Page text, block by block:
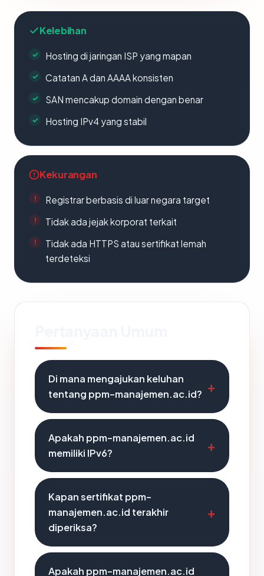
Kelebihan
Hosting di jaringan ISP yang mapan
Catatan A dan AAAA konsisten
SAN mencakup domain dengan benar
Hosting IPv4 yang stabil
Kekurangan
Registrar berbasis di luar negara target
Tidak ada jejak korporat terkait
Tidak ada HTTPS atau sertifikat lemah
terdeteksi
Di mana mengajukan keluhan
tentang ppm-manajemen.ac.id?
Apakah ppm-manajemen.ac.id
memiliki IPv6?
Kapan sertifikat ppm-
manajemen.ac.id terakhir
diperiksa?
Apakah ppm-manajemen.ac.id